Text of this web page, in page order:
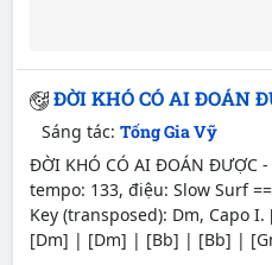
ĐỜI KHÓ CÓ AI ĐOÁN
Sáng tác: Tống Gia Vỹ
ĐỜI KHÓ CÓ AI ĐOÁN ĐƯỢC
tempo: 133, điệu: Slow Surf
Key (transposed): Dm,
[Dm] | [Dm] | [Bb] | [Bb] |